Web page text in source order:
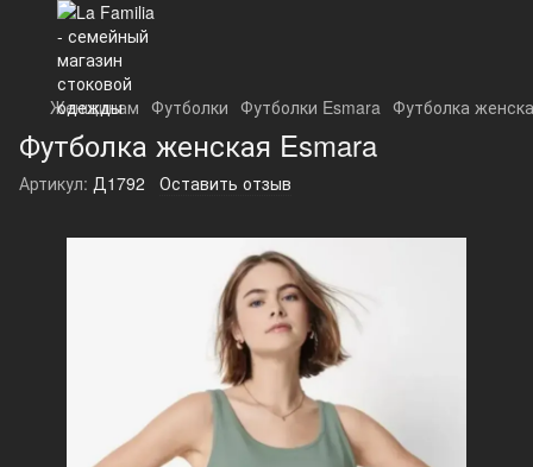
Женщинам Футболки Футболки Esmara Футболка
Футболка женская Esmara
Артикул: Д1792 Оставить отзыв